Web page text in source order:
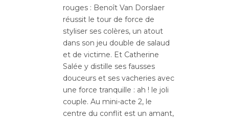
rouges : Benoît Van Dorslaer
réussit le tour de force de
styliser ses colères, un atout
dans son jeu double de salaud
et de victime. Et Catherine
Salée y distille ses fausses
douceurs et ses vacheries avec
une force tranquille : ah ! le joli
couple. Au mini-acte 2, le
centre du conflit est un amant,